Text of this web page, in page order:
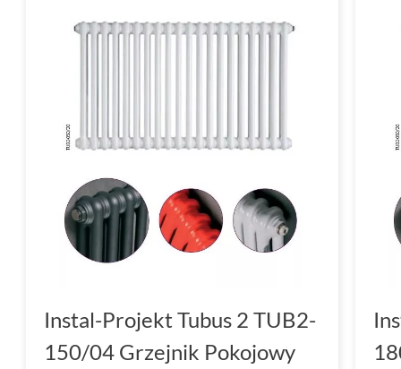
Instal-Projekt Tubus 2 TUB2-
150/04 Grzejnik Pokojowy